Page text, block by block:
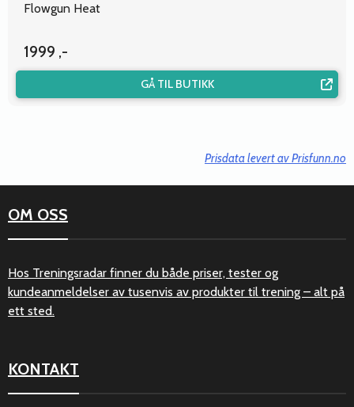
Flowgun Heat
1999 ,-
GÅ TIL BUTIKK
Prisdata levert av Prisfunn.no
OM OSS
Hos Treningsradar finner du både priser, tester og
kundeanmeldelser av tusenvis av produkter til trening – alt på
ett sted.
KONTAKT